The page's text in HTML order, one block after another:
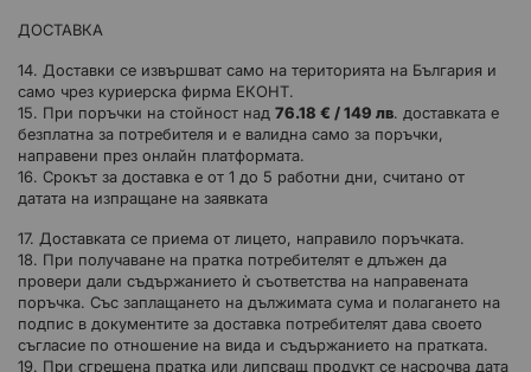
ДОСТАВКА
14. Доставки се извършват само на територията на България и
само чрез куриерска фирма ЕКОНТ.
15. При поръчки на стойност над 76.18 € / 149 лв. доставката е
безплатна за потребителя и е валидна само за поръчки,
направени през онлайн платформата.
16. Срокът за доставка е от 1 до 5 работни дни, считано от
датата на изпращане на заявката
17. Доставката се приема от лицето, направило поръчката.
18. При получаване на пратка потребителят е длъжен да
провери дали съдържанието ѝ съответства на направената
поръчка. Със заплащането на дължимата сума и полагането на
подпис в документите за доставка потребителят дава своето
съгласие по отношение на вида и съдържанието на пратката.
19. При сгрешена пратка или липсващ продукт се насрочва дата